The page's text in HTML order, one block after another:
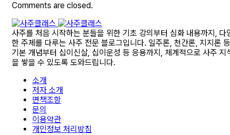
Comments are closed.
사주를 처음 시작하는 분들을 위한 기초 강의부터 심화 내용까지, 다
한 주제를 다루는 사주 전문 블로그입니다. 일주론, 천간론, 지지론 등
기본 개념부터 십이신살, 십이운성 등 응용까지, 체계적으로 사주 지
을 쌓을 수 있도록 도와드립니다.
소개
저자 소개
면책조항
문의
이용약관
개인정보 처리방침